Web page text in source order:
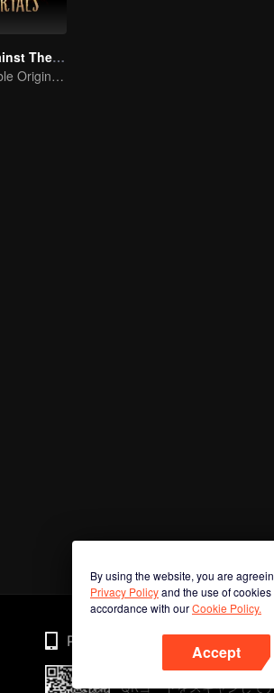
Go Up Against The Immortal
From Humble Origins to Immortal Slayer: A Journey of Unyielding Vengeance
By using the website, you are
Privacy Policyand the use of cookies
accordance with ourCookie Policy.
Accept
Phone
QRコードをスキャンして